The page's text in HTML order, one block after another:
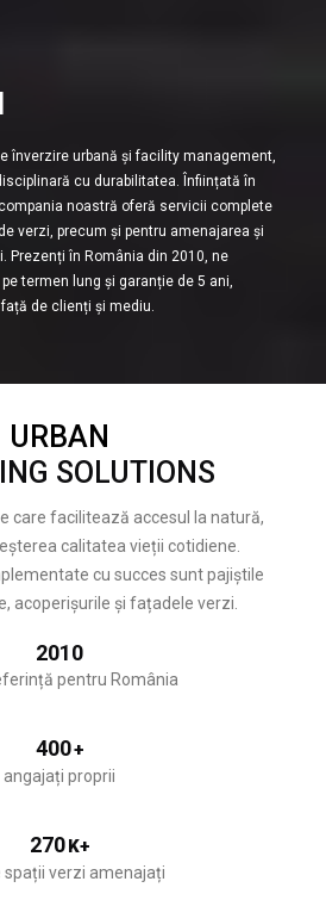
înverzire urbană și facility management,
cu durabilitatea. Înființată în
noastră oferă servicii complete
verzi, precum și pentru amenajarea și
Prezenți în România din 2010, ne
termen lung și garanție de 5 ani,
de clienți și mediu.
URBAN
SOLUTIONS
care facilitează accesul la natură,
calitatea vieții cotidiene.
cu succes sunt pajiștile
acoperișurile și fațadele verzi.
2010
pentru România
400+
angajați proprii
270K+
spații verzi amenajați